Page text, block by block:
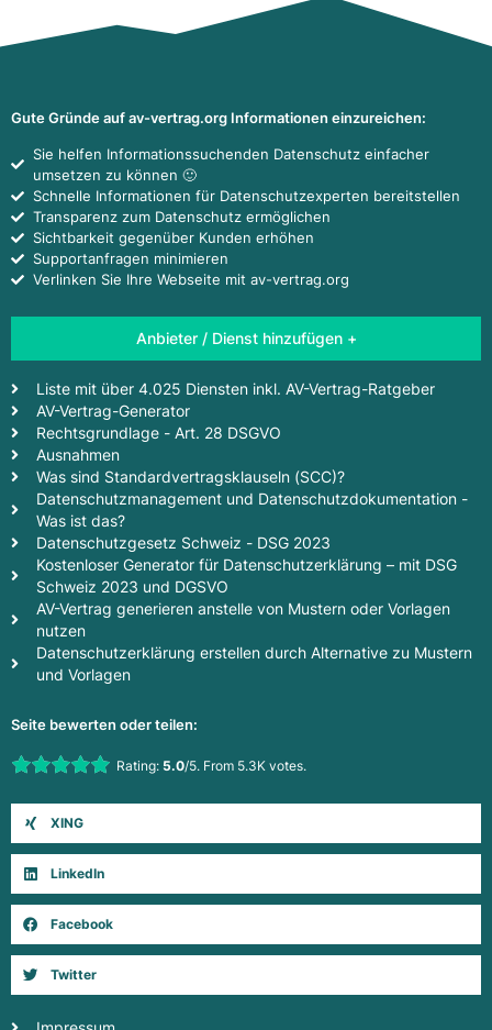
Gute Gründe auf av-vertrag.org Informationen einzureichen:
Sie helfen Informationssuchenden Datenschutz einfacher
umsetzen zu können 🙂
Schnelle Informationen für Datenschutzexperten bereitstellen
Transparenz zum Datenschutz ermöglichen
Sichtbarkeit gegenüber Kunden erhöhen
Supportanfragen minimieren
Verlinken Sie Ihre Webseite mit av-vertrag.org
Anbieter / Dienst hinzufügen +
Liste mit über 4.025 Diensten inkl. AV-Vertrag-Ratgeber
AV-Vertrag-Generator
Rechtsgrundlage - Art. 28 DSGVO
Ausnahmen
Was sind Standardvertragsklauseln (SCC)?
Datenschutzmanagement und Datenschutzdokumentation -
Was ist das?
Datenschutzgesetz Schweiz - DSG 2023
Kostenloser Generator für Datenschutzerklärung – mit DSG
Schweiz 2023 und DGSVO
AV-Vertrag generieren anstelle von Mustern oder Vorlagen
nutzen
Datenschutzerklärung erstellen durch Alternative zu Mustern
und Vorlagen
Seite bewerten oder teilen:
Rate this item:Rating: 5.0/5. From 5.3K votes.
XING
LinkedIn
Facebook
Twitter